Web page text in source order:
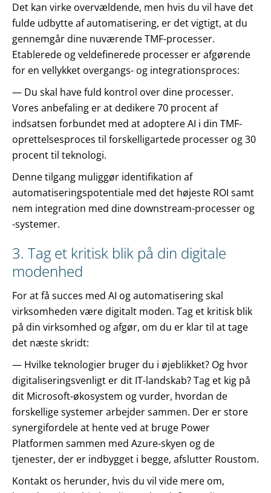
Det kan virke overvældende, men hvis du vil have det
fulde udbytte af automatisering, er det vigtigt, at du
gennemgår dine nuværende TMF-processer.
Etablerede og veldefinerede processer er afgørende
for en vellykket overgangs- og integrationsproces:
— Du skal have fuld kontrol over dine processer.
Vores anbefaling er at dedikere 70 procent af
indsatsen forbundet med at adoptere AI i din TMF-
oprettelsesproces til forskelligartede processer og 30
procent til teknologi.
Denne tilgang muliggør identifikation af
automatiseringspotentiale med det højeste ROI samt
nem integration med dine downstream-processer og
-systemer.
3. Tag et kritisk blik på din digitale
modenhed
For at få succes med AI og automatisering skal
virksomheden være digitalt moden. Tag et kritisk blik
på din virksomhed og afgør, om du er klar til at tage
det næste skridt:
— Hvilke teknologier bruger du i øjeblikket? Og hvor
digitaliseringsvenligt er dit IT-landskab? Tag et kig på
dit Microsoft-økosystem og vurder, hvordan de
forskellige systemer arbejder sammen. Der er store
synergifordele at hente ved at bruge Power
Platformen sammen med Azure-skyen og de
tjenester, der er indbygget i begge, afslutter Roustom.
Kontakt os herunder, hvis du vil vide mere om,